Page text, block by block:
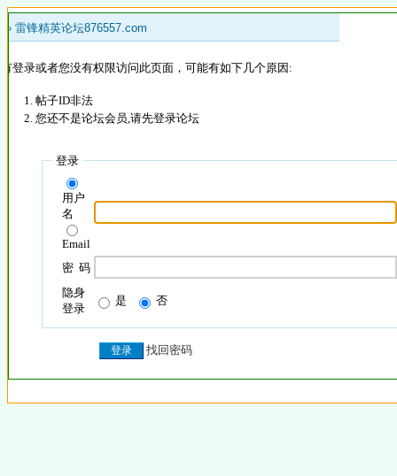
» 雷锋精英论坛876557.com
登录或者您没有权限访问此页面，可能有如下几个原因:
帖子ID非法
您还不是论坛会员,请先登录论坛
登录
用户
名
Email
密 码
隐身
登录
是 否
找回密码